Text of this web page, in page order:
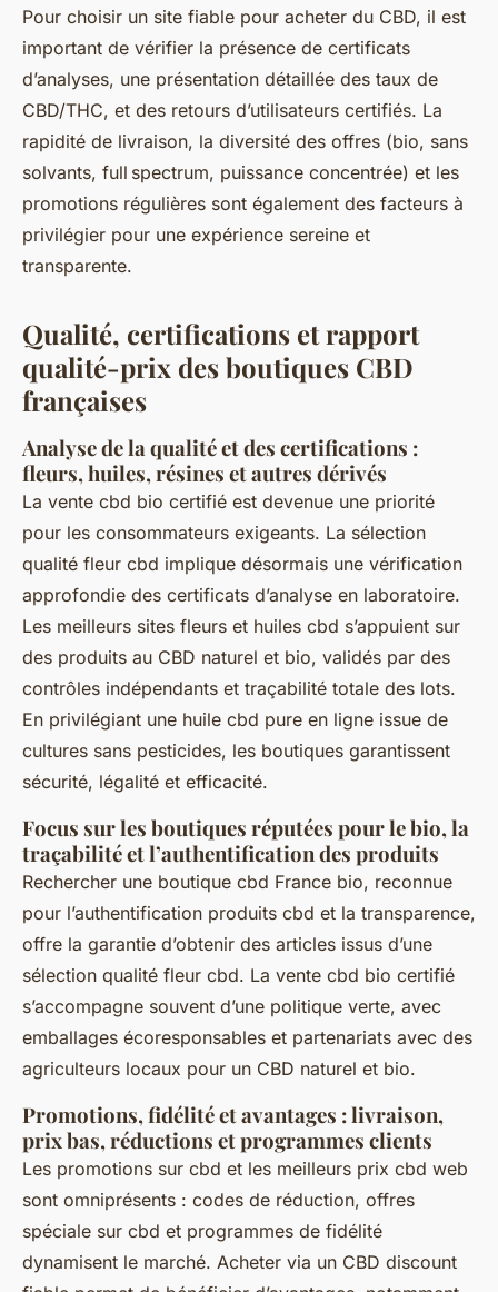
Pour choisir un site fiable pour acheter du CBD, il est
important de vérifier la présence de certificats
d’analyses, une présentation détaillée des taux de
CBD/THC, et des retours d’utilisateurs certifiés. La
rapidité de livraison, la diversité des offres (bio, sans
solvants, full spectrum, puissance concentrée) et les
promotions régulières sont également des facteurs à
privilégier pour une expérience sereine et
transparente.
Qualité, certifications et rapport
qualité-prix des boutiques CBD
françaises
Analyse de la qualité et des certifications :
fleurs, huiles, résines et autres dérivés
La vente cbd bio certifié est devenue une priorité
pour les consommateurs exigeants. La sélection
qualité fleur cbd implique désormais une vérification
approfondie des certificats d’analyse en laboratoire.
Les meilleurs sites fleurs et huiles cbd s’appuient sur
des produits au CBD naturel et bio, validés par des
contrôles indépendants et traçabilité totale des lots.
En privilégiant une huile cbd pure en ligne issue de
cultures sans pesticides, les boutiques garantissent
sécurité, légalité et efficacité.
Focus sur les boutiques réputées pour le bio, la
traçabilité et l’authentification des produits
Rechercher une boutique cbd France bio, reconnue
pour l’authentification produits cbd et la transparence,
offre la garantie d’obtenir des articles issus d’une
sélection qualité fleur cbd. La vente cbd bio certifié
s’accompagne souvent d’une politique verte, avec
emballages écoresponsables et partenariats avec des
agriculteurs locaux pour un CBD naturel et bio.
Promotions, fidélité et avantages : livraison,
prix bas, réductions et programmes clients
Les promotions sur cbd et les meilleurs prix cbd web
sont omniprésents : codes de réduction, offres
spéciale sur cbd et programmes de fidélité
dynamisent le marché. Acheter via un CBD discount